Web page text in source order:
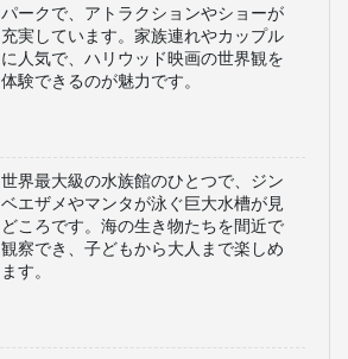
ます。
で賑わうスポットです。夜になるとネ
オンが輝き、一層華やかな雰囲気にな
ります。